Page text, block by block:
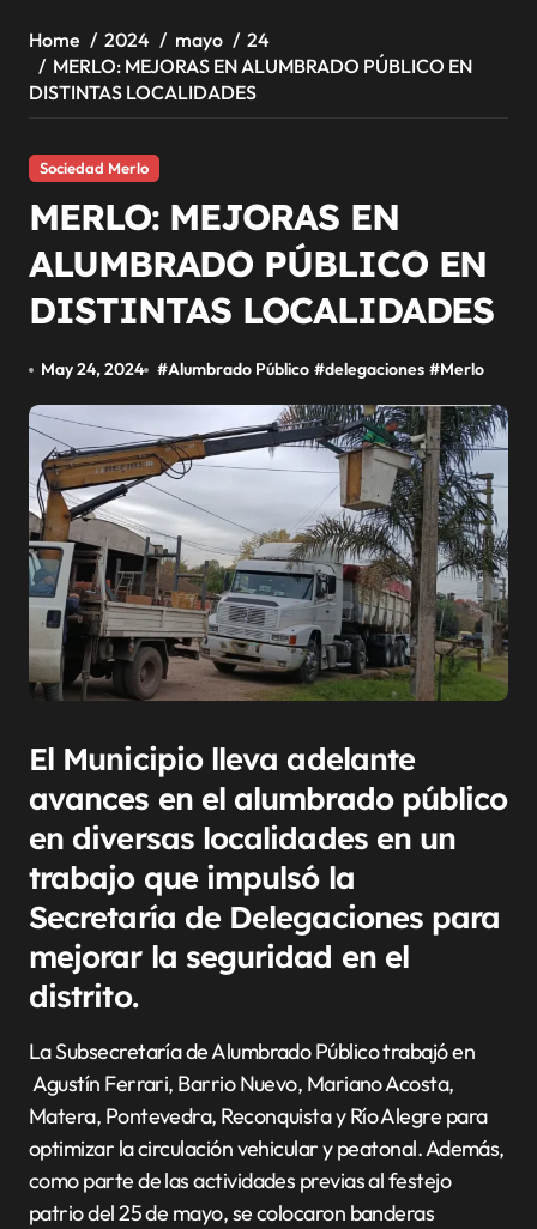
Home 2024 mayo
24
MERLO: MEJORAS EN ALUMBRADO PÚBLICO EN
DISTINTAS LOCALIDADES
Sociedad Merlo
MERLO: MEJORAS EN
ALUMBRADO PÚBLICO EN
DISTINTAS LOCALIDADES
May 24, 2024 #Alumbrado Público #delegaciones #Merlo
El Municipio lleva adelante
avances en el alumbrado público
en diversas localidades en un
trabajo que impulsó la
Secretaría de Delegaciones para
mejorar la seguridad en el
distrito.
La Subsecretaría de Alumbrado Público trabajó en
Agustín Ferrari, Barrio Nuevo, Mariano Acosta,
Matera, Pontevedra, Reconquista y Río Alegre para
optimizar la circulación vehicular y peatonal. Además,
como parte de las actividades previas al festejo
patrio del 25 de mayo, se colocaron banderas